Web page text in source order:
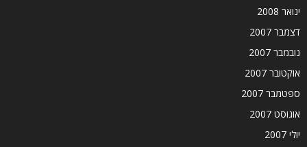
ינואר 2008
דצמבר 2007
נובמבר 2007
אוקטובר 2007
ספטמבר 2007
אוגוסט 2007
יולי 2007